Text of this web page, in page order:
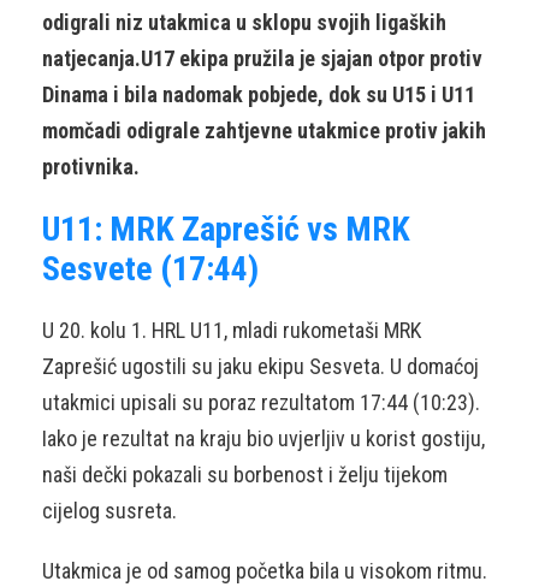
odigrali niz utakmica u sklopu svojih ligaških
natjecanja.U17 ekipa pružila je sjajan otpor protiv
Dinama i bila nadomak pobjede, dok su U15 i U11
momčadi odigrale zahtjevne utakmice protiv jakih
protivnika.
U11: MRK Zaprešić vs MRK
Sesvete (17:44)
U 20. kolu 1. HRL U11, mladi rukometaši MRK
Zaprešić ugostili su jaku ekipu Sesveta. U domaćoj
utakmici upisali su poraz rezultatom 17:44 (10:23).
Iako je rezultat na kraju bio uvjerljiv u korist gostiju,
naši dečki pokazali su borbenost i želju tijekom
cijelog susreta.
Utakmica je od samog početka bila u visokom ritmu.